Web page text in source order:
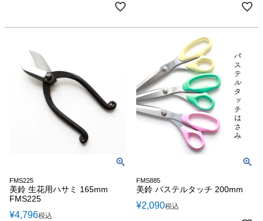
FMS225
美鈴 生花用ハサミ 165mm
FMS225
¥4,796税込
FMS885
美鈴 パステルタッチ 200mm
¥2,090税込